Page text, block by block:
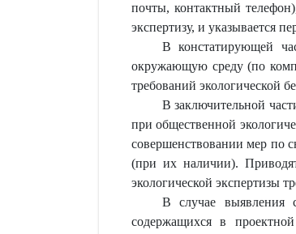
почты, контактный
экспертизу, и указывается
В констатирующей
окружающую среду (по
требований экологической
В заключительной
при общественной
совершенствовании мер по
(при их наличии).
экологической экспертизы
В случае выявления
содержащихся в